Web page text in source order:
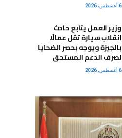
6 أغسطس، 2026
وزير العمل يتابع حادث
انقلاب سيارة تقل عمالًا
بالجيزة ويوجه بحصر الضحايا
لصرف الدعم المستحق
6 أغسطس، 2026